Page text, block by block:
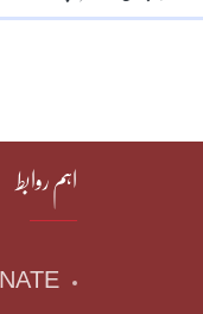
اہم روابط